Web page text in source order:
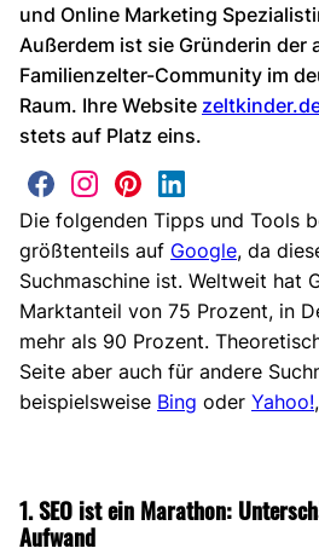
und Online Marketing
Außerdem ist sie Gründerin der
Familienzelter-Community im
Raum. Ihre Website
stets auf Platz eins.
F
a
c
e
b
o
o
k
I
n
s
t
a
g
r
a
P
i
n
t
e
r
e
s
L
i
n
k
e
d
I
n
Die folgenden Tipps und Tools
größtenteils auf Google, da
Suchmaschine ist. Weltweit hat
Marktanteil von 75 Prozent, in
mehr als 90 Prozent.
Seite aber auch für andere
beispielsweise Bing oder Yahoo!
1. SEO ist ein Marathon:
Aufwand